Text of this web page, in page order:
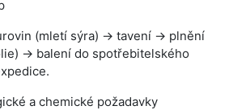
(mletí sýra) → tavení → plnění
→ balení do spotřebitelského
a chemické požadavky